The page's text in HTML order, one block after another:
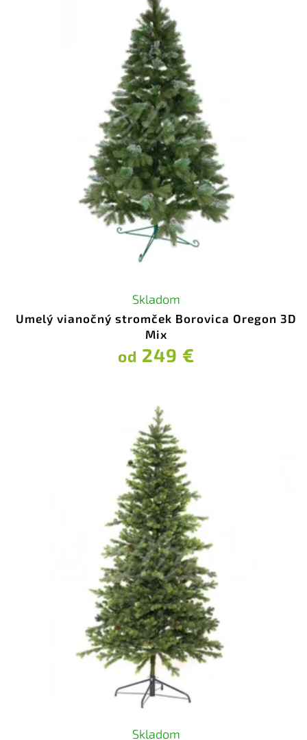
Umelý vianočný stromček Borovica Oregon 3D
Mix
Skladom
od 249 €
Skladom